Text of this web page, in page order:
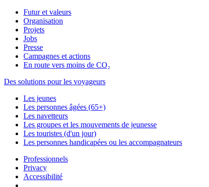
Futur et valeurs
Organisation
Projets
Jobs
Presse
Campagnes et actions
En route vers moins de CO₂
Des solutions pour les voyageurs
Les jeunes
Les personnes âgées (65+)
Les navetteurs
Les groupes et les mouvements de jeunesse
Les touristes (d'un jour)
Les personnes handicapées ou les accompagnateurs
Professionnels
Privacy
Accessibilité